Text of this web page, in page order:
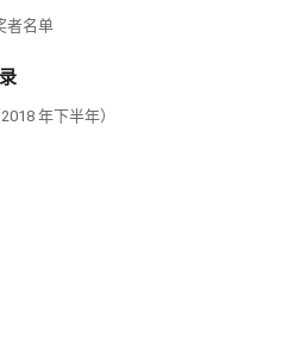
者名单
年下半年）